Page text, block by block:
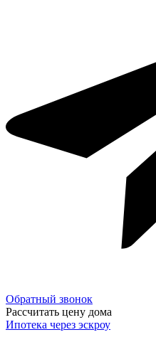
Обратный звонок
Рассчитать цену дома
Ипотека через эскроу